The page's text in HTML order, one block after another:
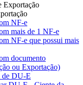
Exportação
NF-e
mais de 1 NF-e
NF-e que possui mais
documento
ou Exportação)
de DU-E